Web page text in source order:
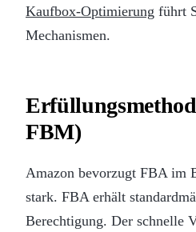
Kaufbox-Optimierung führt
Mechanismen.
FBM)
Amazon bevorzugt FBA im
stark. FBA erhält
Berechtigung. Der schnelle